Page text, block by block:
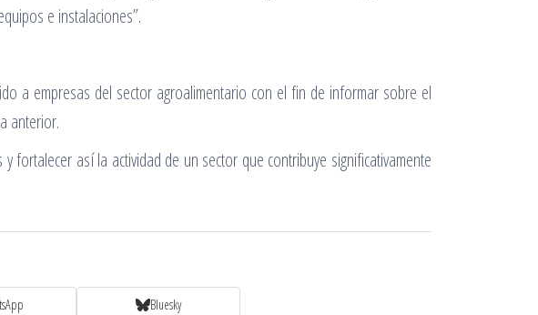
e instalaciones”.
a empresas del sector agroalimentario con el fin de informar sobre el
anterior.
fortalecer así la actividad de un sector que contribuye significativamente
Bluesky